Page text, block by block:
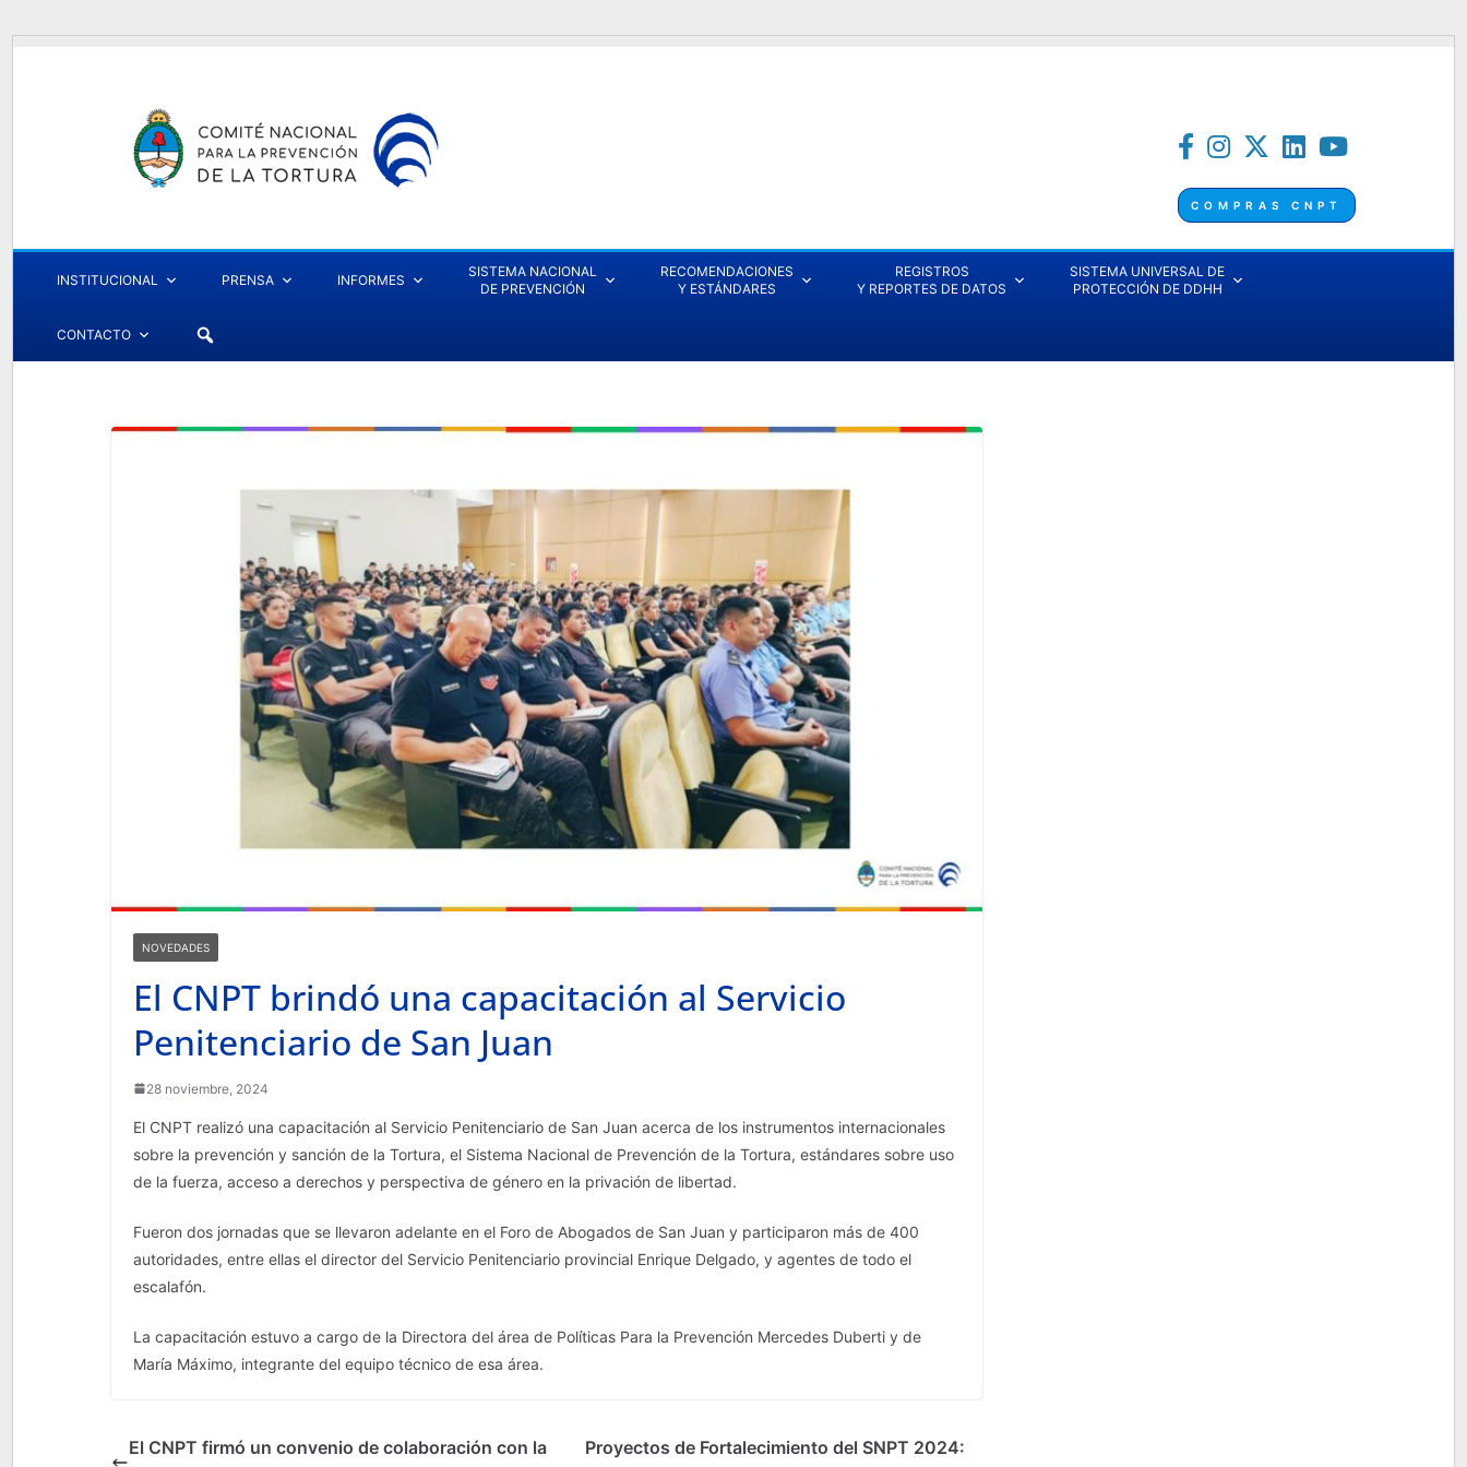
COMPRAS CNPT
INSTITUCIONAL PRENSA INFORMES
SISTEMA NACIONAL
DE PREVENCIÓN
RECOMENDACIONES
Y ESTÁNDARES
REGISTROS
Y REPORTES DE DATOS
SISTEMA UNIVERSAL DE
PROTECCIÓN DE DDHH
CONTACTO
NOVEDADES
El CNPT brindó una capacitación al Servicio
Penitenciario de San Juan
28 noviembre, 2024
El CNPT realizó una capacitación al Servicio Penitenciario de San Juan acerca de los instrumentos internacionales
sobre la prevención y sanción de la Tortura, el Sistema Nacional de Prevención de la Tortura, estándares sobre uso
de la fuerza, acceso a derechos y perspectiva de género en la privación de libertad.
Fueron dos jornadas que se llevaron adelante en el Foro de Abogados de San Juan y participaron más de 400
autoridades, entre ellas el director del Servicio Penitenciario provincial Enrique Delgado, y agentes de todo el
escalafón.
La capacitación estuvo a cargo de la Directora del área de Políticas Para la Prevención Mercedes Duberti y de
María Máximo, integrante del equipo técnico de esa área.
El CNPT firmó un convenio de colaboración con la
Proyectos de Fortalecimiento del SNPT 2024: